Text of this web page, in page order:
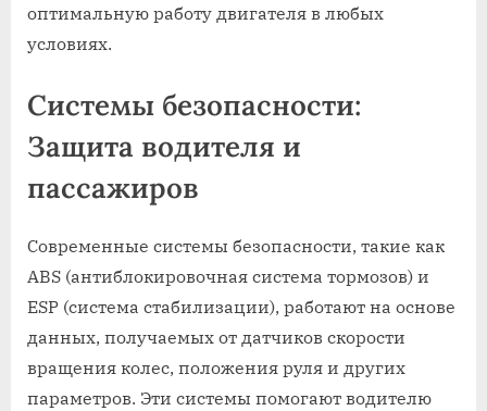
оптимальную работу двигателя в любых
условиях.
Системы безопасности:
Защита водителя и
пассажиров
Современные системы безопасности, такие как
ABS (антиблокировочная система тормозов) и
ESP (система стабилизации), работают на основе
данных, получаемых от датчиков скорости
вращения колес, положения руля и других
параметров. Эти системы помогают водителю